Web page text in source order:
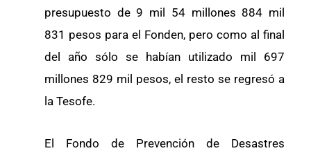
presupuesto de 9 mil 54 millones 884 mil
831 pesos para el Fonden, pero como al final
del año sólo se habían utilizado mil 697
millones 829 mil pesos, el resto se regresó a
la Tesofe.
El Fondo de Prevención de Desastres